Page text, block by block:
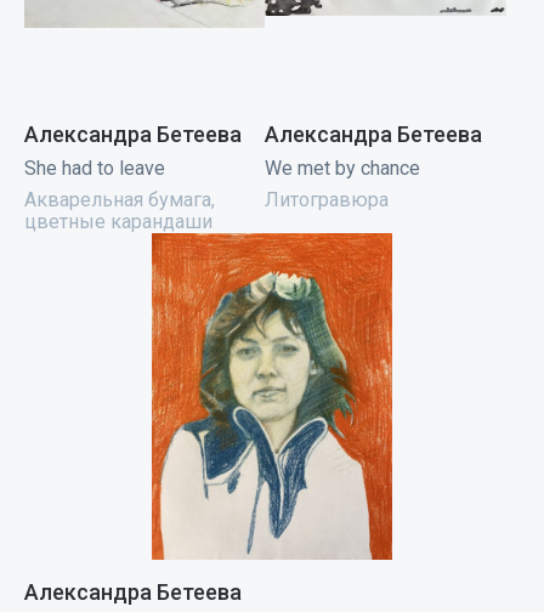
Александра Бетеева
She had to leave
Акварельная бумага,
цветные карандаши
Александра Бетеева
We met by chance
Литогравюра
Александра Бетеева